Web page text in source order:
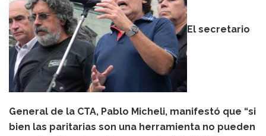
El secretario
General de la CTA, Pablo Micheli, manifestó que “si
bien las paritarias son una herramienta no pueden